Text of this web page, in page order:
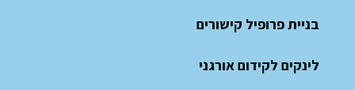
בניית פרופיל קישורים
לינקים לקידום אורגני